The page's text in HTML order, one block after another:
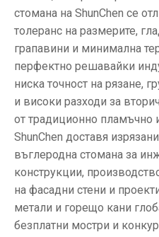
стомана на ShunChen се
толеранс на размерите,
грапавини и минимална
перфектно решавайки
ниска точност на рязане,
и високи разходи за
от традиционно пламъчно
ShunChen доставя
въглеродна стомана за
конструкции,
на фасадни стени и
метали и горещо кани
безплатни мостри и